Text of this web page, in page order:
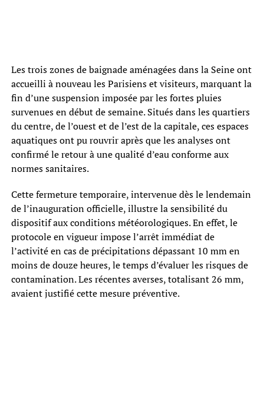
Les trois zones de baignade aménagées dans la Seine ont
accueilli à nouveau les Parisiens et visiteurs, marquant la
fin d’une suspension imposée par les fortes pluies
survenues en début de semaine. Situés dans les quartiers
du centre, de l’ouest et de l’est de la capitale, ces espaces
aquatiques ont pu rouvrir après que les analyses ont
confirmé le retour à une qualité d’eau conforme aux
normes sanitaires.
Cette fermeture temporaire, intervenue dès le lendemain
de l’inauguration officielle, illustre la sensibilité du
dispositif aux conditions météorologiques. En effet, le
protocole en vigueur impose l’arrêt immédiat de
l’activité en cas de précipitations dépassant 10 mm en
moins de douze heures, le temps d’évaluer les risques de
contamination. Les récentes averses, totalisant 26 mm,
avaient justifié cette mesure préventive.